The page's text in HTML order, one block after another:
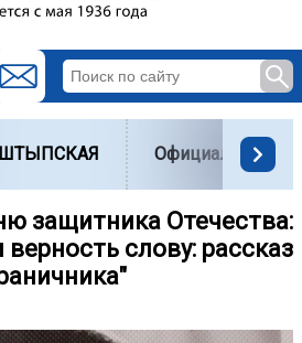
Официально
защитника Отечества:
слову: рассказ